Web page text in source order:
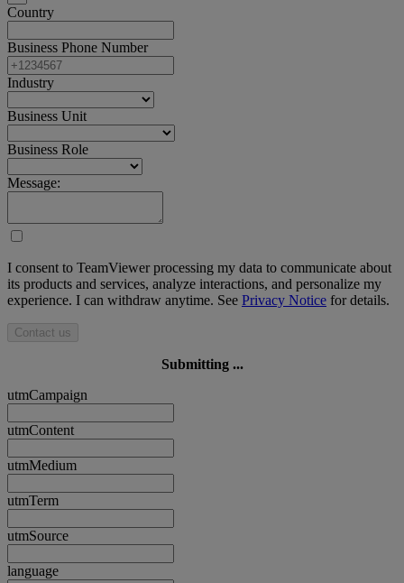
Country
Business Phone Number
Industry
Business Unit
Business Role
Message:
I consent to TeamViewer processing my data to communicate about
its products and services, analyze interactions, and personalize my
experience. I can withdraw anytime. See Privacy Notice for details.
Contact us
Submitting ...
utmCampaign
utmContent
utmMedium
utmTerm
utmSource
language